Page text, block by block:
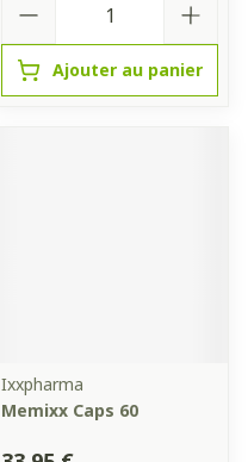
Ajouter au panier
Ixxpharma
Memixx Caps 60